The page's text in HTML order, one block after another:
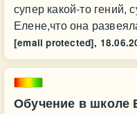
супер какой-то гений,
Елене,что она
[email protected],
Обучение в школе